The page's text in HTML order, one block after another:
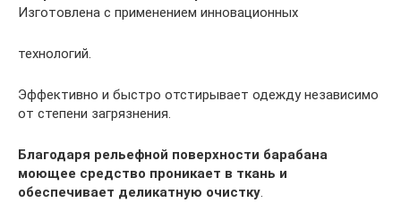
Изготовлена с применением инновационных
технологий.
Эффективно и быстро отстирывает одежду независимо
от степени загрязнения.
Благодаря рельефной поверхности барабана
моющее средство проникает в ткань и
обеспечивает деликатную очистку.